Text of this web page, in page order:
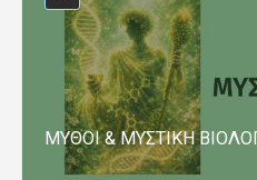
ΜΥΘΟΙ & ΜΥΣΤΙΚΗ